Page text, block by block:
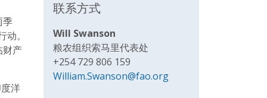
季
。
财产
洋
联系方式
Will Swanson
粮农组织索马里代表处
+254 729 806 159
William.Swanson@fao.org